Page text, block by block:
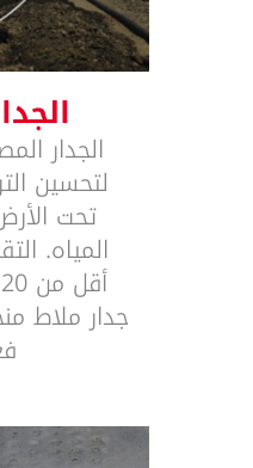
الجدار
لتحسين
تحت
المياه.
جدار ملاط